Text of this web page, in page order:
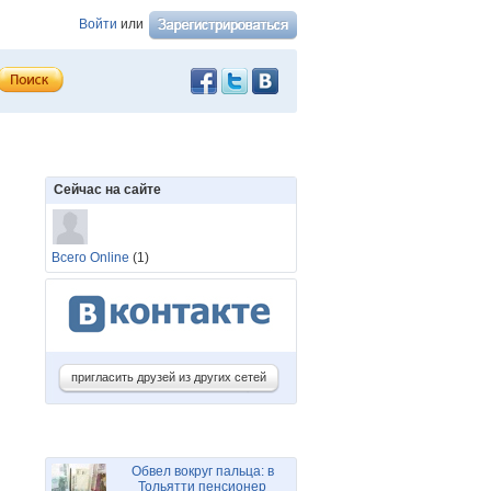
Войти или
Сейчас на сайте
Всего Online (1)
пригласить друзей из других сетей
Обвел вокруг пальца: в
Тольятти пенсионер